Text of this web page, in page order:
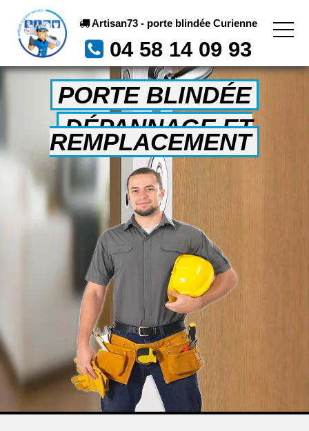
Artisan73 - porte blindée Curienne
04 58 14 09 93
PORTE BLINDÉE
DÉPANNAGE ET
REMPLACEMENT